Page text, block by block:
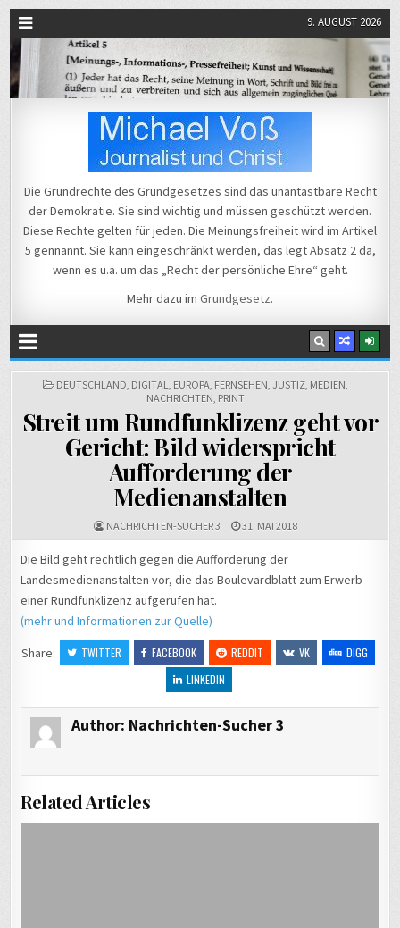
9. AUGUST 2026
Michael Voß
Die Grundrechte des Grundgesetzes sind das unantastbare Recht
der Demokratie. Sie sind wichtig und müssen geschützt werden.
Diese Rechte gelten für jeden. Die Meinungsfreiheit wird im Artikel
5 gennannt. Sie kann eingeschränkt werden, das legt Absatz 2 da,
wenn es u.a. um das „Recht der persönliche Ehre“ geht.
Mehr dazu im Grundgesetz.
POSTED
DEUTSCHLAND, DIGITAL, EUROPA, FERNSEHEN, JUSTIZ, MEDIEN,
NACHRICHTEN, PRINT
Streit um Rundfunklizenz geht vor
Gericht: Bild widerspricht
Aufforderung der
Medienanstalten
NACHRICHTEN-SUCHER 3 31. MAI 2018
Die Bild geht rechtlich gegen die Aufforderung der
Landesmedienanstalten vor, die das Boulevardblatt zum Erwerb
einer Rundfunklizenz aufgerufen hat.
(mehr und Informationen zur Quelle)
Share:
TWITTER FACEBOOK REDDIT VK
DIGG
LINKEDIN
Author: Nachrichten-Sucher 3
Related Articles